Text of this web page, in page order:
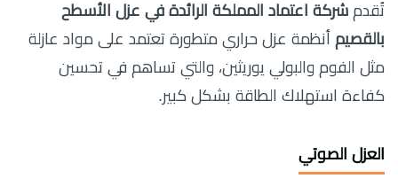
تُقدم شركة اعتماد المملكة الرائدة في عزل الأسطح
بالقصيم أنظمة عزل حراري متطورة تعتمد على مواد عازلة
مثل الفوم والبولي يوريثين، والتي تساهم في تحسين
كفاءة استهلاك الطاقة بشكل كبير.
العزل الصوتي